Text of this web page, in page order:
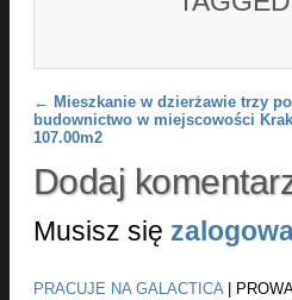
Post navigation
← Mieszkanie w dzierżawie trzy
budownictwo w miejscowości
107.00m2
Dodaj
Musisz się
PRACUJE NA GALACTICA|